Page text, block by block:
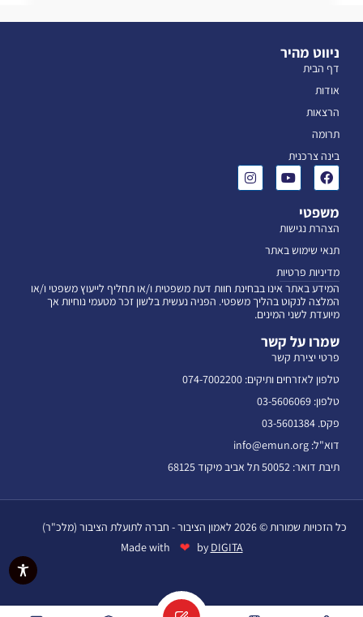
ניווט מהיר
דף הבית
אודות
הרצאות
תרומה
בינה צרכנית
משפטי
הצהרת נגישות
תנאי שימוש באתר
מדיניות פרטיות
המידע באתר אינו בבחינת חוות דעת משפטית ו/או תחליף לייעוץ משפטי ו/או
המלצה לנקוט בהליך משפטי. הפניה נעשית בלשון זכר מטעמי נוחיות אך
מיועדת לשני המינים.
שמרו על קשר
פרטי יצירת קשר
טלפון לאזרחים ותיקים: 074-7002200
טלפון: 03-5606069
פקס. 03-5601384
דוא"ל: info@emun.org
תיבת דואר: 50052 תל אביב מיקוד 68125
כל הזכויות שמורות © 2026 לאמון הציבור - חברה לתועלת הציבור (מלכ"ר)
Made with
❤ by DIGITA